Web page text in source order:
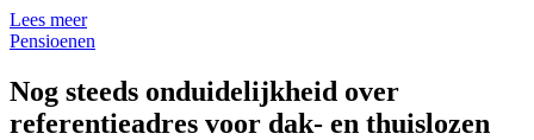
Lees meer
Pensioenen
Nog steeds onduidelijkheid over
referentieadres voor dak- en thuislozen